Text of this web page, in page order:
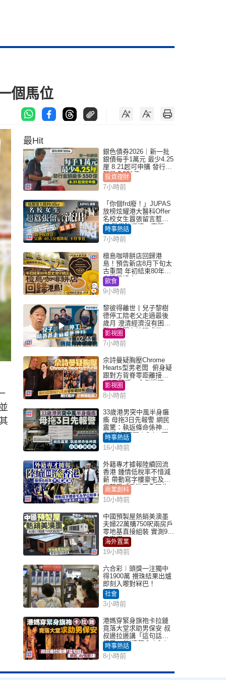
個馬位
最Hit
銀色債券2026｜新一批
銀債每手1萬元 最少4.25
厘 8.21起可申購 發行金
額最多550億
投資理財
7小時前
「你個frd廢！」JUPAS
放榜炫耀港大醫科Offer
名校女生囂張留言惹眾
怒 醫學院澄清：宣稱
「40.5分獲錄取」不符事
實｜Juicy叮
時事熱話
7小時前
檀島咖啡餅店回歸港
島！預告新店8月下旬太
古重開 年初結束80年歷
史灣仔總店
飲食
9小時前
02:44
黎彼得離世丨兒子黎樹
德停工陪老父走過最後
歲月 澄清經濟沒有困
難：傳聞有誇張成份
影視圈
7小時前
佘詩曼疑胸壓Chrome
Hearts型男老闆 俯身疑
跟對方背脊零距離接觸
網民驚呼：企側邊唔
得？
影視圈
8小時前
33歲港男突中風半身癱
瘓 母拖3日先報警 網民
震驚：執返條命係神蹟
自爆2個惡習｜Juicy叮
時事熱話
16小時前
外籍專才據報陸續回流
香港 鍾情低稅率不惜減
薪 帶動寫字樓豪宅及學
位競爭「香港已重現生
機」
商業創科
10小時前
中國預製屋熱銷美澳墨
夫婦22萬購750呎兩房戶
零地基直接組裝 實測9個
月激讚
海外置業
19小時前
六合彩︱頭獎一注獨中
得1900萬 攪珠結果出爐
即刻入嚟對冧巴！
社會
3小時前
港媽穿緊身旗袍卡拉鏈
竟落大堂求助男保安 叔
叔邊拉邊講「這句話」
網民：AV情節？｜Juicy
叮
時事熱話
8小時前